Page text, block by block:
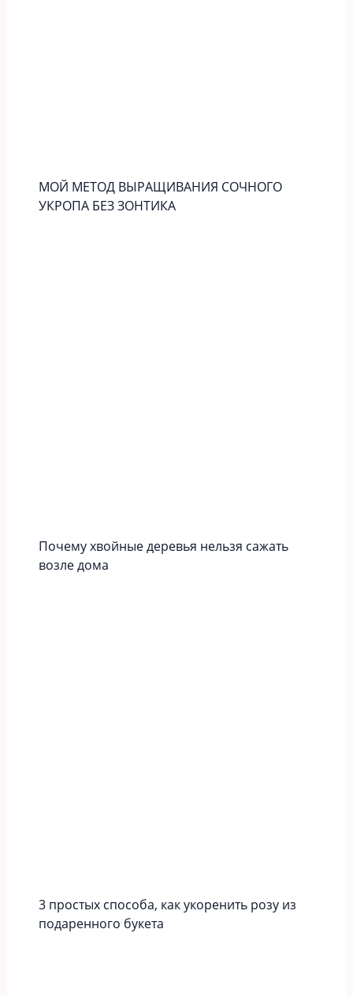
МОЙ МЕТОД ВЫРАЩИВАНИЯ СОЧНОГО
УКРОПА БЕЗ ЗОНТИКА
Почему хвойные деревья нельзя сажать
возле дома
3 простых способа, как укоренить розу из
подаренного букета